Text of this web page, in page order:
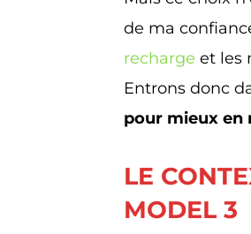
de ma
recharge et les
Entrons donc
pour mieux en
LE
MODEL 3